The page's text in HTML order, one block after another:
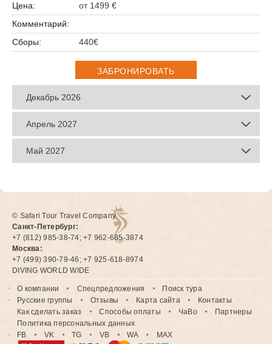
от 1499 €
440€
ЗАБРОНИРОВАТЬ
Декабрь 2026
Апрель 2027
Май 2027
© Safari Tour Travel Company
Санкт-Петербург:
+7 (812) 985-38-74; +7 962-685-3874
Москва:
+7 (499) 390-79-46; +7 925-618-8974
DIVING WORLD WIDE
О компании Спецпредложения
Поиск тура
Русские группы
Отзывы Карта сайта
Контакты
Как сделать заказ
Способы оплаты ЧаВо
Партнеры
Политика персональных данных
FB
VK TG VB WA MAX